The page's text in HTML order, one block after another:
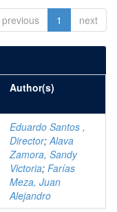
previous 1 next
Author(s)
Eduardo Santos ,
Director;Alava
Zamora, Sandy
Victoria; Farías
Meza, Juan
Alejandro